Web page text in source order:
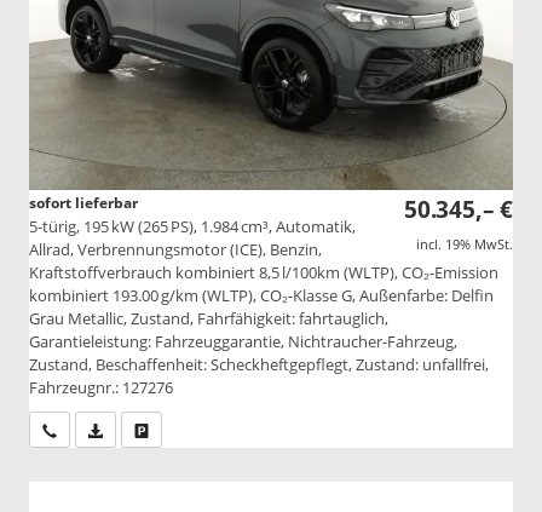
50.345,– €
incl. 19% MwSt.
sofort lieferbar
5-türig, 195 kW (265 PS), 1.984 cm³, Automatik,
Allrad, Verbrennungsmotor (ICE), Benzin,
Kraftstoffverbrauch kombiniert 8,5 l/100km (WLTP), CO₂-Emission
kombiniert 193.00 g/km (WLTP), CO₂-Klasse G, Außenfarbe: Delfin
Grau Metallic, Zustand, Fahrfähigkeit: fahrtauglich,
Garantieleistung: Fahrzeuggarantie, Nichtraucher-Fahrzeug,
Zustand, Beschaffenheit: Scheckheftgepflegt, Zustand: unfallfrei,
Fahrzeugnr.: 127276
Wir rufen Sie anPDF-Datei, Fahrzeugexposé drucken